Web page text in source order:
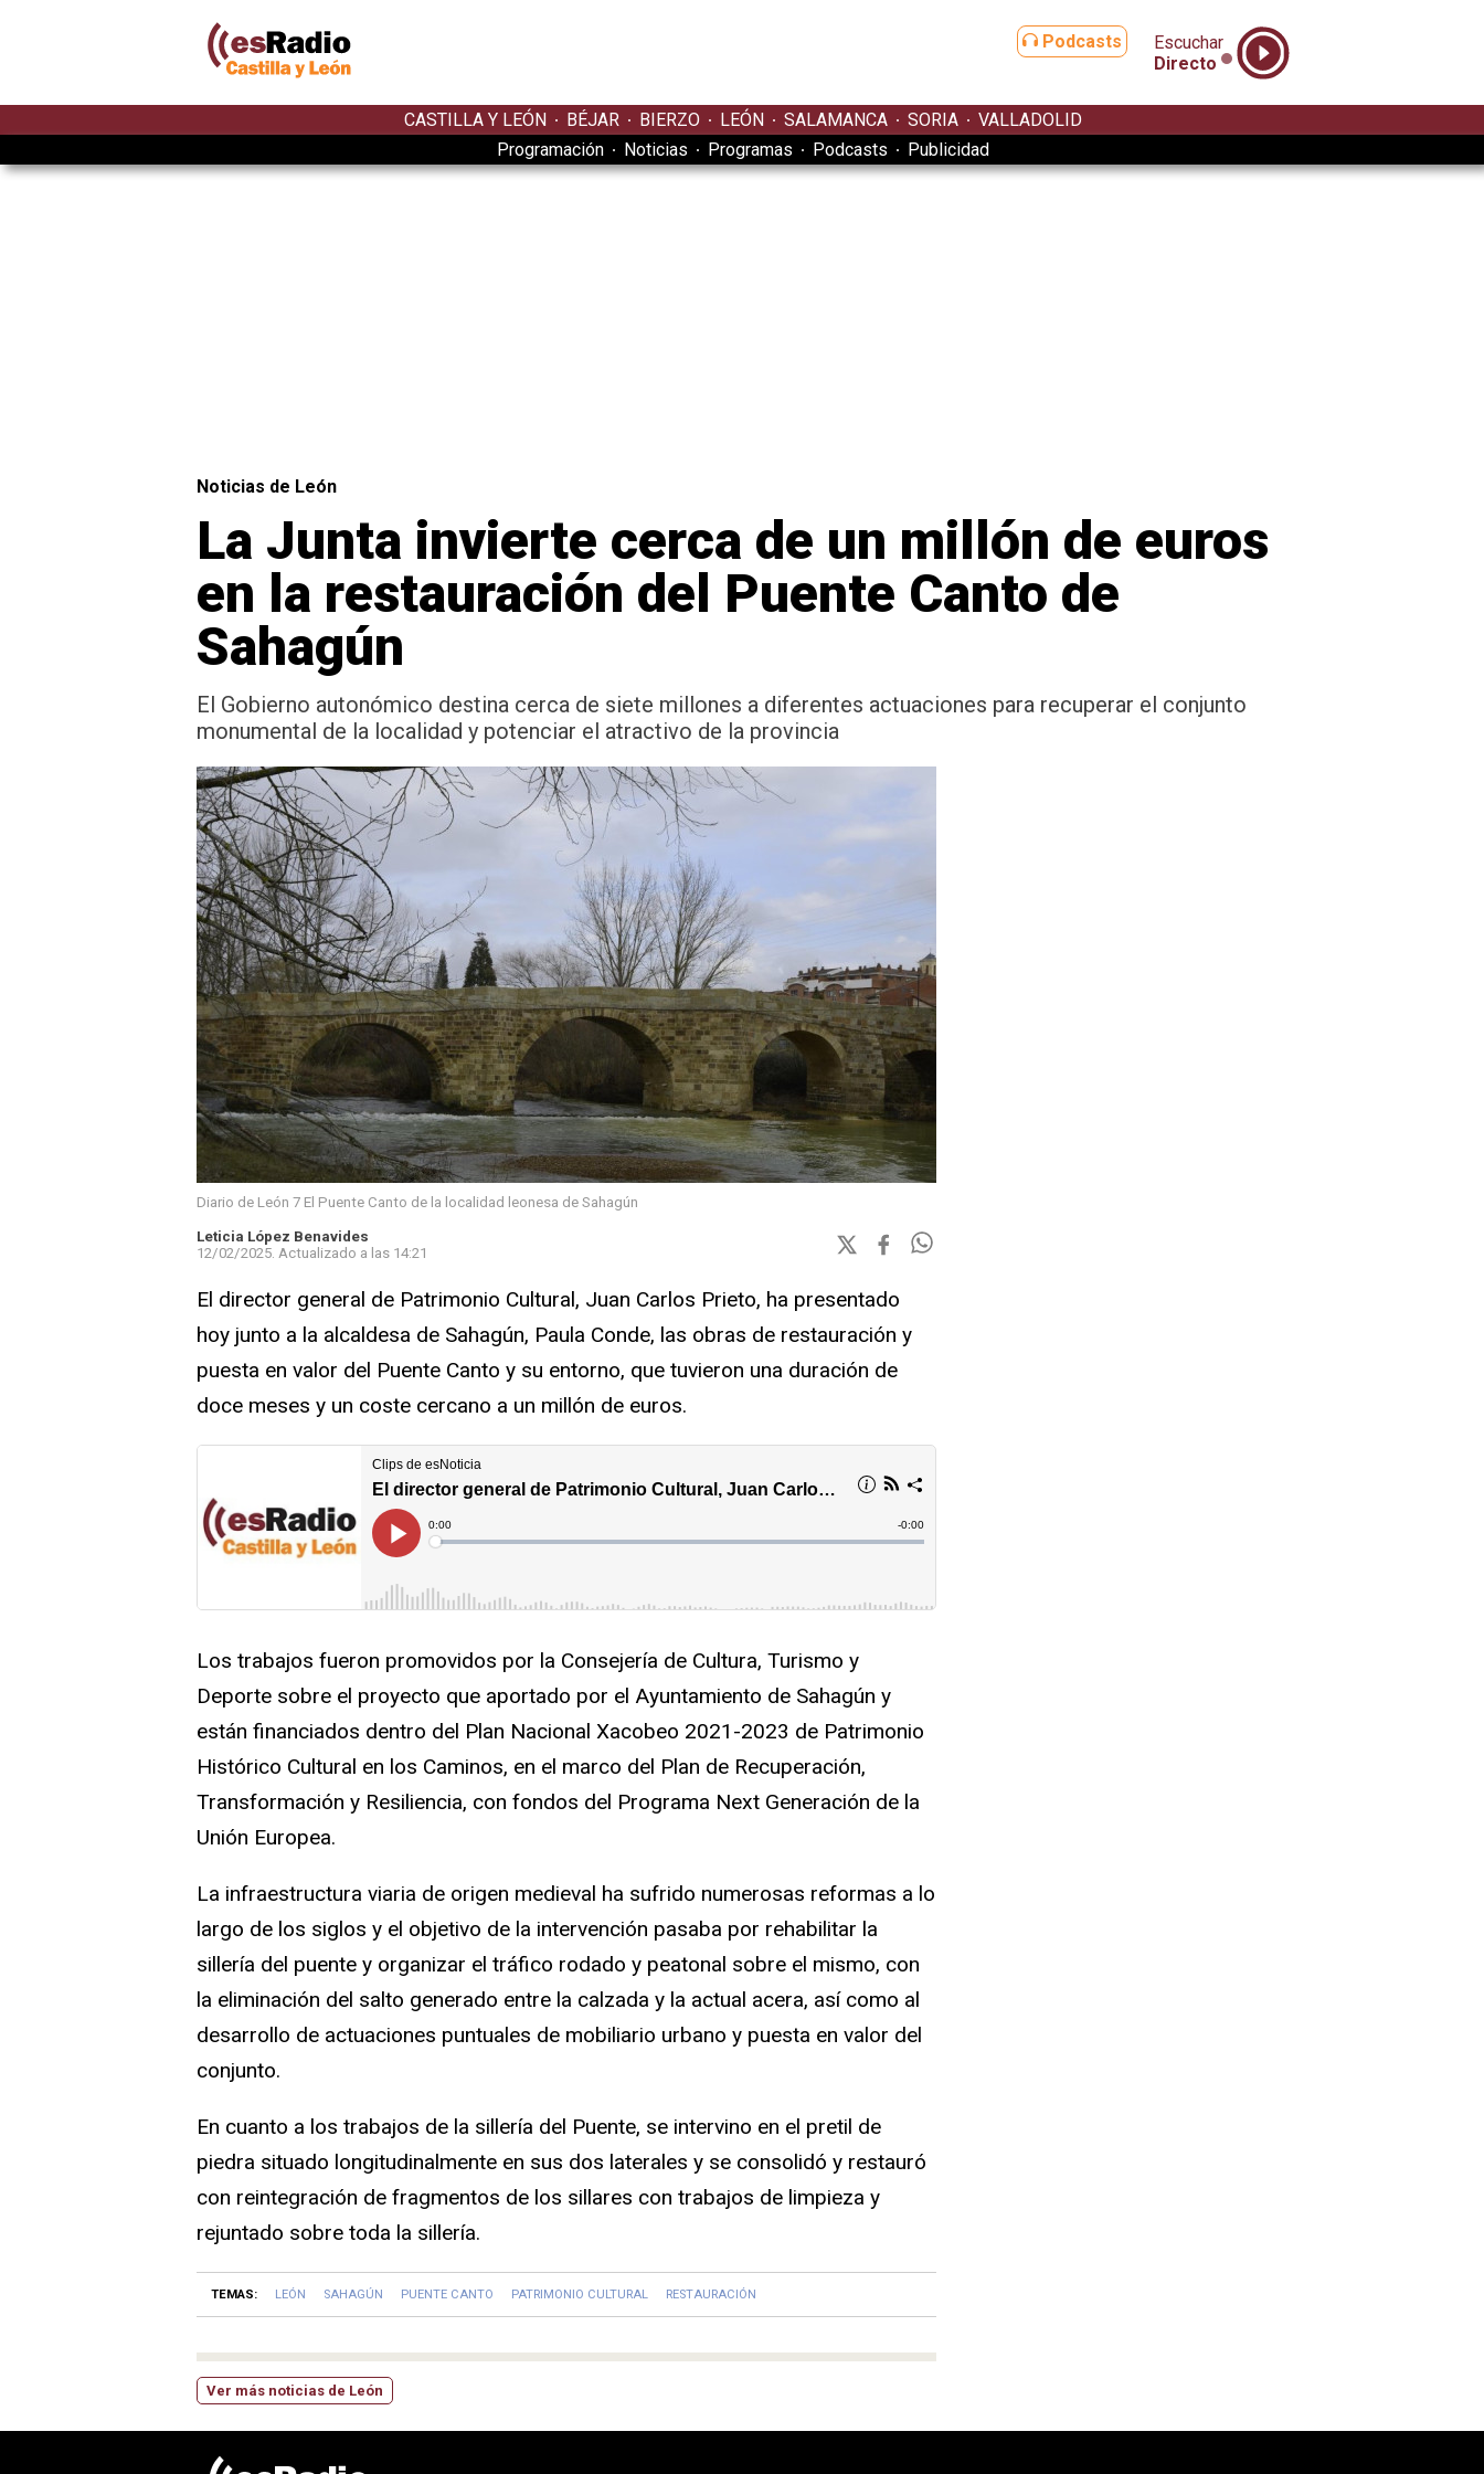
Podcasts
Escuchar
Directo
CASTILLA Y LEÓN BÉJAR BIERZO LEÓN SALAMANCA SORIA
VALLADOLID
Programación
Noticias Programas Podcasts Publicidad
Noticias de León
La Junta invierte cerca de un millón de euros
en la restauración del Puente Canto de
Sahagún
El Gobierno autonómico destina cerca de siete millones a diferentes actuaciones para recuperar el conjunto
monumental de la localidad y potenciar el atractivo de la provincia
Diario de León 7 El Puente Canto de la localidad leonesa de Sahagún
Leticia López Benavides
12/02/2025. Actualizado a las 14:21
El director general de Patrimonio Cultural, Juan Carlos Prieto, ha presentado
hoy junto a la alcaldesa de Sahagún, Paula Conde, las obras de restauración y
puesta en valor del Puente Canto y su entorno, que tuvieron una duración de
doce meses y un coste cercano a un millón de euros.
Los trabajos fueron promovidos por la Consejería de Cultura, Turismo y
Deporte sobre el proyecto que aportado por el Ayuntamiento de Sahagún y
están financiados dentro del Plan Nacional Xacobeo 2021-2023 de Patrimonio
Histórico Cultural en los Caminos, en el marco del Plan de Recuperación,
Transformación y Resiliencia, con fondos del Programa Next Generación de la
Unión Europea.
La infraestructura viaria de origen medieval ha sufrido numerosas reformas a lo
largo de los siglos y el objetivo de la intervención pasaba por rehabilitar la
sillería del puente y organizar el tráfico rodado y peatonal sobre el mismo, con
la eliminación del salto generado entre la calzada y la actual acera, así como al
desarrollo de actuaciones puntuales de mobiliario urbano y puesta en valor del
conjunto.
En cuanto a los trabajos de la sillería del Puente, se intervino en el pretil de
piedra situado longitudinalmente en sus dos laterales y se consolidó y restauró
con reintegración de fragmentos de los sillares con trabajos de limpieza y
rejuntado sobre toda la sillería.
TEMAS: LEÓN SAHAGÚN PUENTE CANTO PATRIMONIO CULTURAL RESTAURACIÓN
Ver más noticias de León